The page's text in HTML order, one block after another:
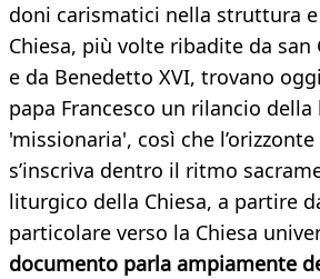
doni carismatici nella struttura
Chiesa, più volte ribadite da san
e da Benedetto XVI, trovano
papa Francesco un rilancio
'missionaria', così che
s’inscriva dentro il ritmo
liturgico della Chiesa, a partire
particolare verso la Chiesa
documento parla ampiamente